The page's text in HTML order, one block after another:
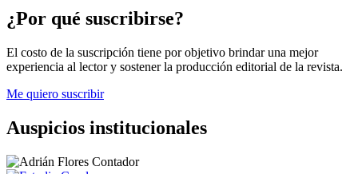
¿Por qué suscribirse?
El costo de la suscripción tiene por objetivo brindar una mejor
experiencia al lector y sostener la producción editorial de la revista.
Me quiero suscribir
Auspicios institucionales